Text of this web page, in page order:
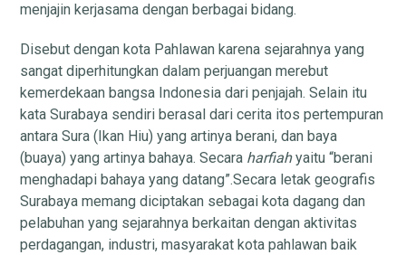
menjajin kerjasama dengan berbagai bidang.
Disebut dengan kota Pahlawan karena sejarahnya yang
sangat diperhitungkan dalam perjuangan merebut
kemerdekaan bangsa Indonesia dari penjajah. Selain itu
kata Surabaya sendiri berasal dari cerita itos pertempuran
antara Sura (Ikan Hiu) yang artinya berani, dan baya
(buaya) yang artinya bahaya. Secara harfiahyaitu “berani
menghadapi bahaya yang datang”.Secara letak geografis
Surabaya memang diciptakan sebagai kota dagang dan
pelabuhan yang sejarahnya berkaitan dengan aktivitas
perdagangan, industri, masyarakat kota pahlawan baik